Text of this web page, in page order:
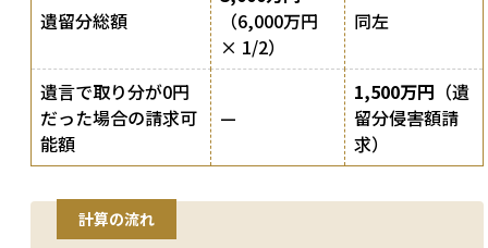
遺留分総額
（6,000万円
× 1/2）
同左
遺言で取り分が0円
だった場合の請求可
能額
—
1,500万円 （遺
留分侵害額請
求）
計算の流れ